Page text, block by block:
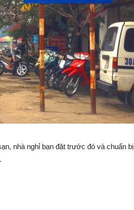
nhà nghỉ bạn đặt trước đó và chuẩn bị